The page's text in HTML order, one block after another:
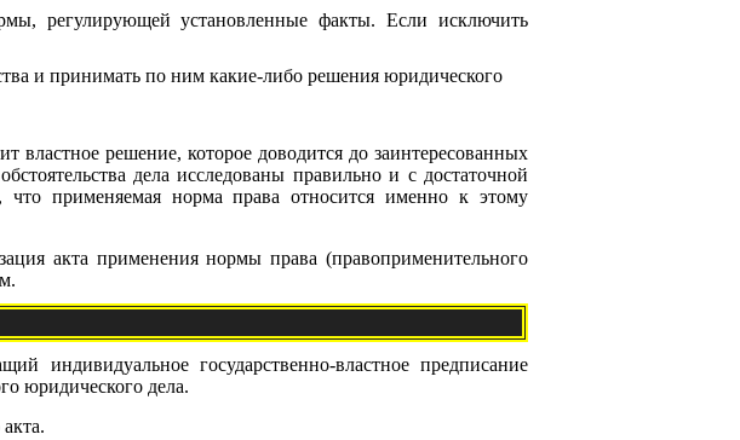
регулирующей установленные факты. Если исключить
и принимать по ним какие-либо решения юридического
властное решение, которое доводится до заинтересованных
дела исследованы правильно и с достаточной
применяемая норма права относится именно к этому
акта применения нормы права (правоприменительного
индивидуальное государственно-властное предписание
юридического дела.